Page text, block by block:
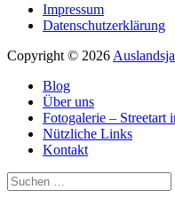
Impressum
Datenschutzerklärung
Copyright © 2026
Blog
Über uns
Fotogalerie – Streetart
Nützliche Links
Kontakt
Suchen
nach: